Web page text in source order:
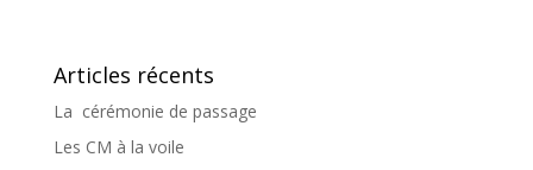
Articles récents
La cérémonie de passage
Les CM à la voile